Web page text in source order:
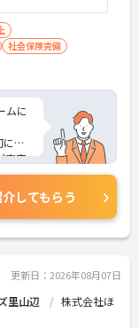
社会保険完備
ムに
し
充実
心し
さら
さ
してもらう
更新日：2026年08月07日
里山辺
株式会社ほ